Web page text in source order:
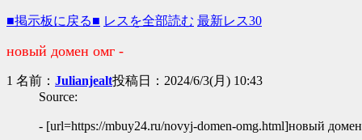
■掲示板に戻る■ レスを全部読む 最新レス30
новый домен омг -
1 名前： Julianjealt投稿日：2024/6/3(月) 10:43
Source:
- [url=https://mbuy24.ru/novyj-domen-omg.html]новый